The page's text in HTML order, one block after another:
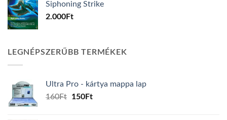
Siphoning Strike
2.000Ft
LEGNÉPSZERŰBB TERMÉKEK
Ultra Pro - kártya mappa lap
160Ft
Original
150FtCurrent